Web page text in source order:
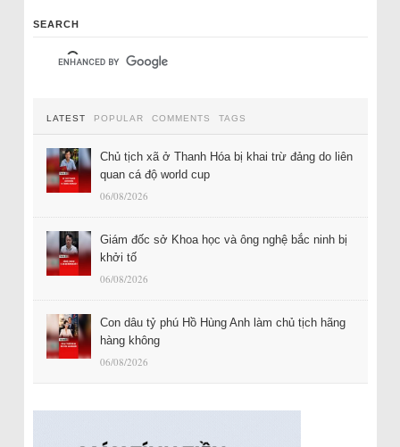
SEARCH
LATEST POPULAR COMMENTS TAGS
Chủ tịch xã ở Thanh Hóa bị khai trừ đảng do liên
quan cá độ world cup
06/08/2026
Giám đốc sở Khoa học và ông nghệ bắc ninh bị
khởi tố
06/08/2026
Con dâu tỷ phú Hồ Hùng Anh làm chủ tịch hãng
hàng không
06/08/2026